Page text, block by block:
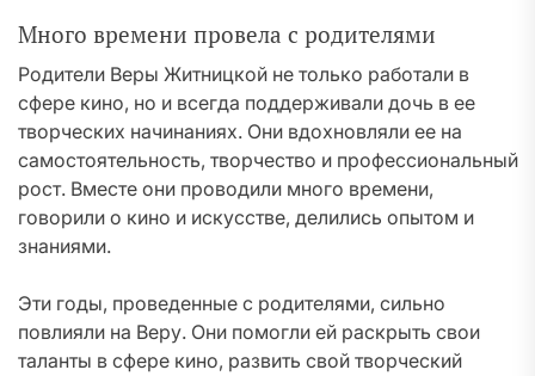
Много времени провела с родителями
Родители Веры Житницкой не только работали в
сфере кино, но и всегда поддерживали дочь в ее
творческих начинаниях. Они вдохновляли ее на
самостоятельность, творчество и профессиональный
рост. Вместе они проводили много времени,
говорили о кино и искусстве, делились опытом и
знаниями.
Эти годы, проведенные с родителями, сильно
повлияли на Веру. Они помогли ей раскрыть свои
таланты в сфере кино, развить свой творческий